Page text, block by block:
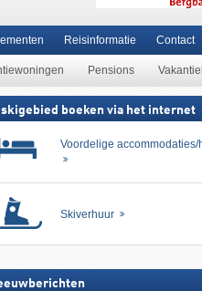
Pensions
Reisinformatie Contact
skigebied boeken via het internet
Voordelige accommodaties/
Skiverhuur